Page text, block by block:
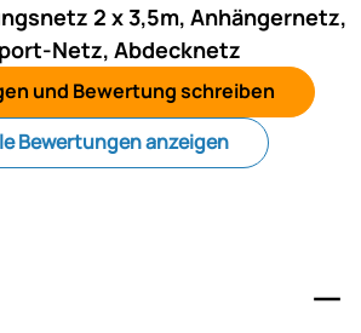
2 x 3,5m, Anhängernetz,
Netz, Abdecknetz
und Bewertung schreiben
Bewertungen anzeigen